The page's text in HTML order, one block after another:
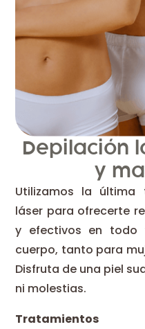
Depilación
y
Utilizamos la última
láser para ofrecerte
y efectivos en
cuerpo, tanto para
Disfruta de una piel
ni molestias.
Tratamientos